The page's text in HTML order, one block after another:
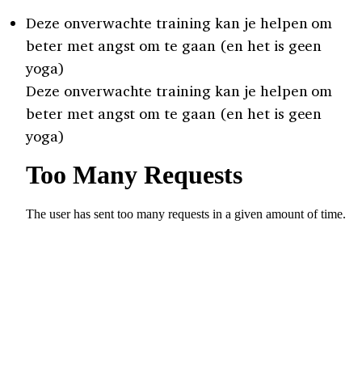
Deze onverwachte training kan je helpen om
beter met angst om te gaan (en het is geen
yoga)
Deze onverwachte training kan je helpen om
beter met angst om te gaan (en het is geen
yoga)